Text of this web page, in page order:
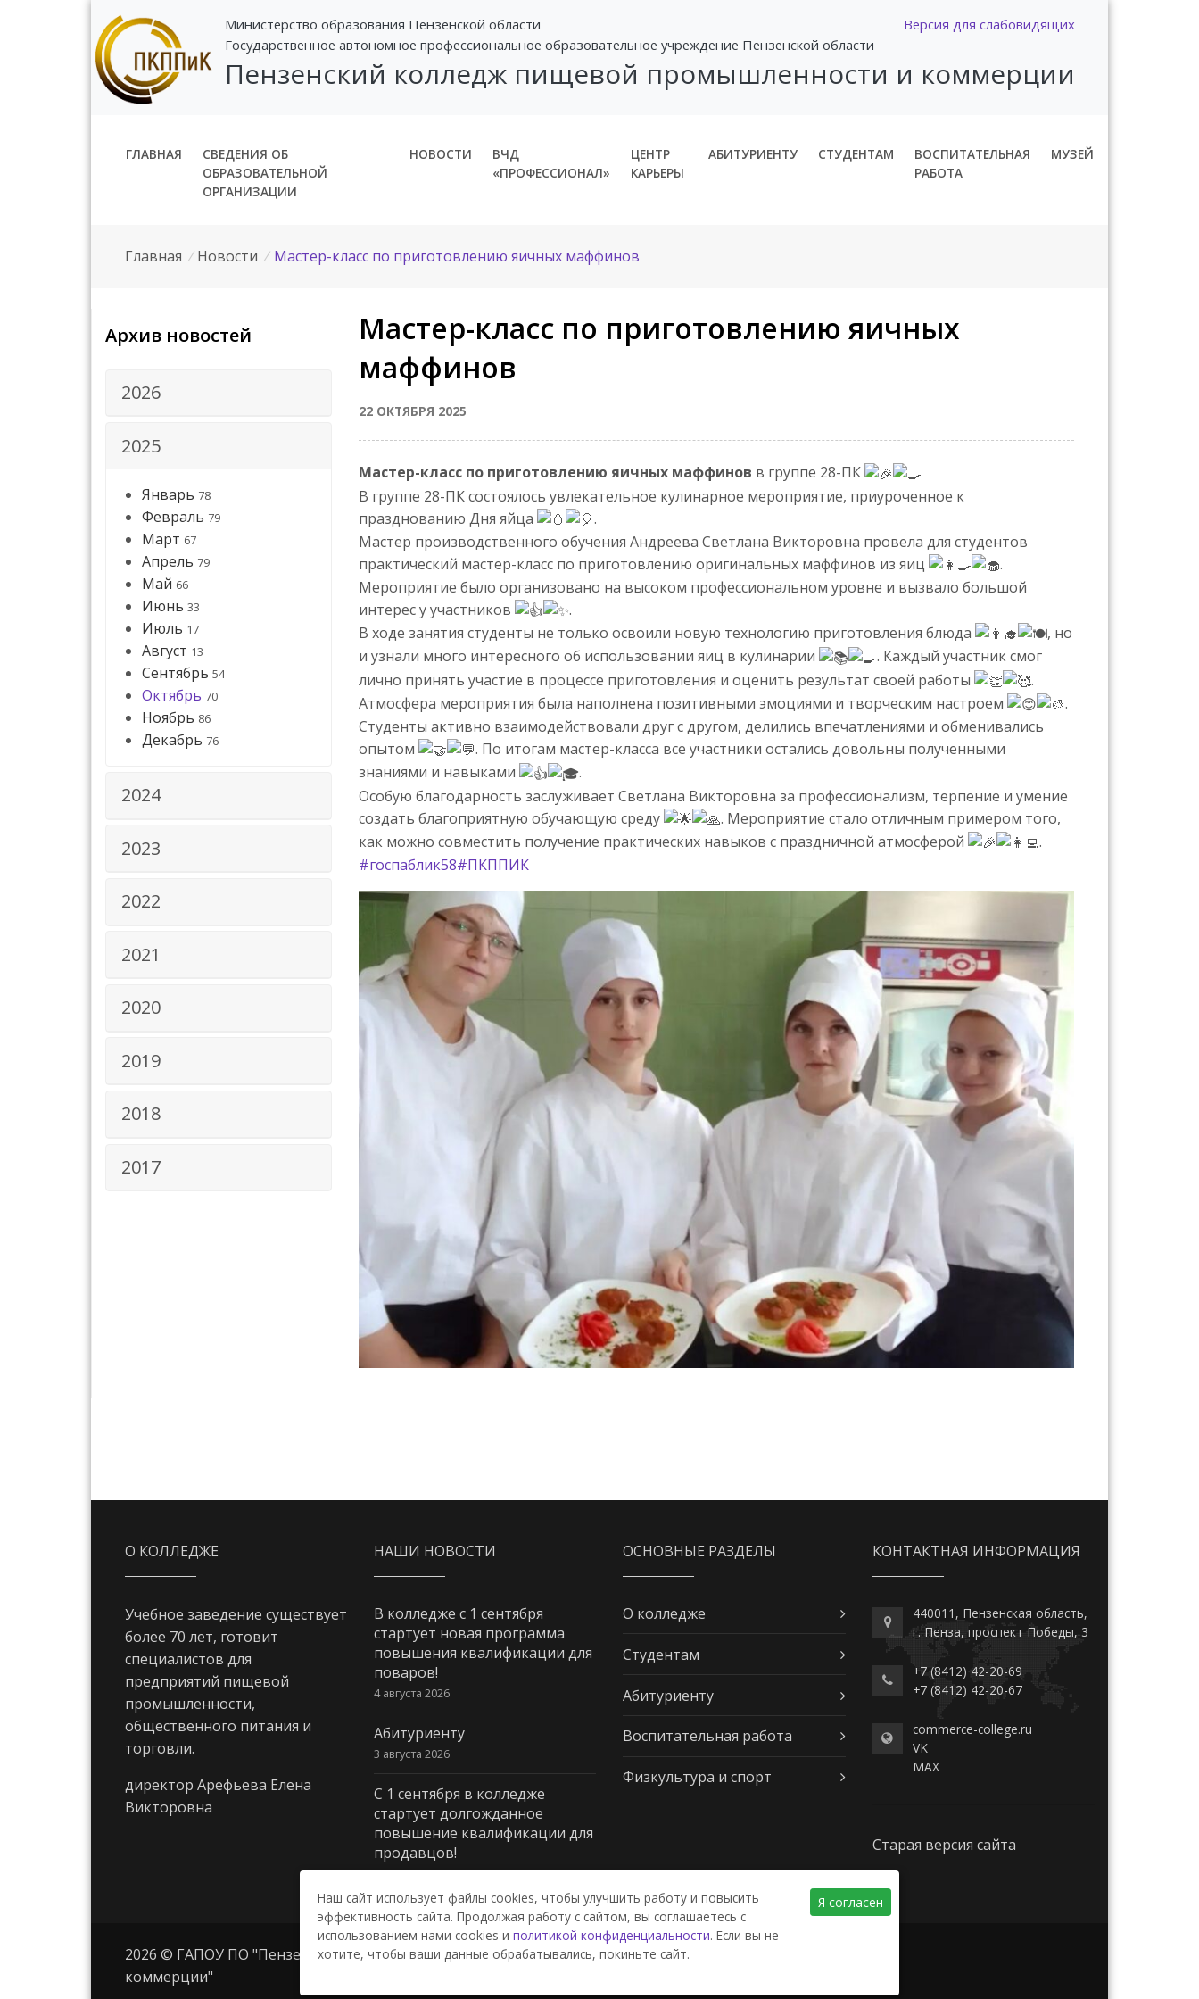
Версия для слабовидящих
Министерство образования Пензенской области
Государственное автономное профессиональное образовательное учреждение Пензенской области
Пензенский колледж пищевой промышленности и коммерции
ГЛАВНАЯ
СВЕДЕНИЯ ОБ
ОБРАЗОВАТЕЛЬНОЙ
ОРГАНИЗАЦИИ
НОВОСТИ
ВЧД
«ПРОФЕССИОНАЛ»
ЦЕНТР
КАРЬЕРЫ
АБИТУРИЕНТУ СТУДЕНТАМ
ВОСПИТАТЕЛЬНАЯ
РАБОТА
МУЗЕЙ
Главная / Новости / Мастер-класс по приготовлению яичных маффинов
Архив новостей
2026
2025
Январь 78
Февраль 79
Март 67
Апрель 79
Май 66
Июнь 33
Июль 17
Август 13
Сентябрь 54
Октябрь 70
Ноябрь 86
Декабрь 76
2024
2023
2022
2021
2020
2019
2018
2017
Мастер-класс по приготовлению яичных
маффинов
22 ОКТЯБРЯ 2025
Мастер-класс по приготовлению яичных маффинов в группе 28-ПК
В группе 28-ПК состоялось увлекательное кулинарное мероприятие, приуроченное к
празднованию Дня яйца
.
Мастер производственного обучения Андреева Светлана Викторовна провела для студентов
практический мастер-класс по приготовлению оригинальных маффинов из яиц
.
Мероприятие было организовано на высоком профессиональном уровне и вызвало большой
интерес у участников
.
В ходе занятия студенты не только освоили новую технологию приготовления блюда
, но
и узнали много интересного об использовании яиц в кулинарии
. Каждый участник смог
лично принять участие в процессе приготовления и оценить результат своей работы
.
Атмосфера мероприятия была наполнена позитивными эмоциями и творческим настроем
.
Студенты активно взаимодействовали друг с другом, делились впечатлениями и обменивались
опытом
. По итогам мастер-класса все участники остались довольны полученными
знаниями и навыками
.
Особую благодарность заслуживает Светлана Викторовна за профессионализм, терпение и умение
создать благоприятную обучающую среду
. Мероприятие стало отличным примером того,
как можно совместить получение практических навыков с праздничной атмосферой
.
#госпаблик58#ПКППИК
О КОЛЛЕДЖЕ
Учебное заведение существует
более 70 лет, готовит
специалистов для
предприятий пищевой
промышленности,
общественного питания и
торговли.
директор Арефьева Елена
Викторовна
НАШИ НОВОСТИ
В колледже с 1 сентября
стартует новая программа
повышения квалификации для
поваров!
4 августа 2026
Абитуриенту
3 августа 2026
С 1 сентября в колледже
стартует долгожданное
повышение квалификации для
продавцов!
3 августа 2026
ОСНОВНЫЕ РАЗДЕЛЫ
О колледже
Студентам
Абитуриенту
Воспитательная работа
Физкультура и спорт
КОНТАКТНАЯ ИНФОРМАЦИЯ
440011, Пензенская область,
г. Пенза, проспект Победы, 3
+7 (8412) 42-20-69
+7 (8412) 42-20-67
commerce-college.ru
VK
MAX
Старая версия сайта
2026 © ГАПОУ ПО "Пензенский колледж пищевой промышленности и
коммерции"
Наш сайт использует файлы cookies, чтобы улучшить работу и повысить
эффективность сайта. Продолжая работу с сайтом, вы соглашаетесь с
использованием нами cookies и политикой конфиденциальности. Если вы не
хотите, чтобы ваши данные обрабатывались, покиньте сайт.
Я согласен